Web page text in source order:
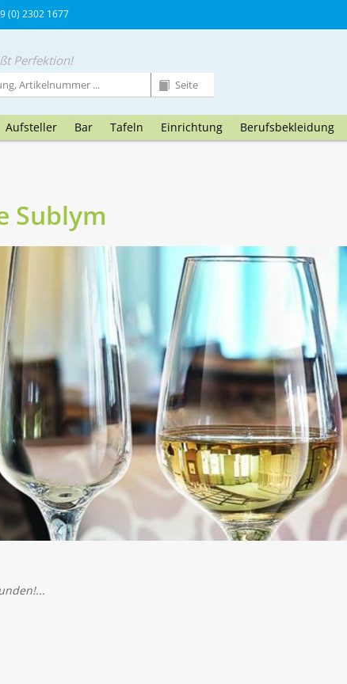
(0) 2302 1677
Perfektion!
Aufsteller Bar Tafeln Einrichtung Berufsbekleidung
Sublym